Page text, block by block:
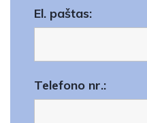
El. paštas:
Telefono nr.: